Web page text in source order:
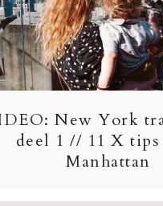
New York
deel 1 // 11 X
Manhattan